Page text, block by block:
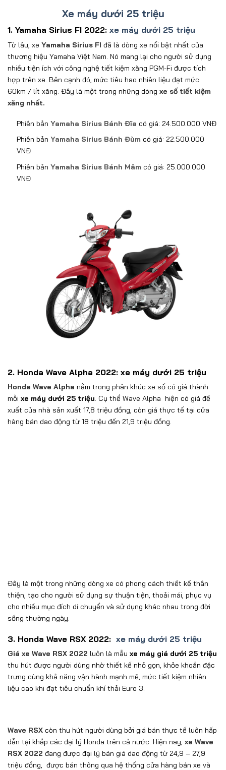
Xe máy dưới 25 triệu
1. Yamaha Sirius FI 2022: xe máy dưới 25 triệu
Từ lâu, xe Yamaha Sirius FI đã là dòng xe nổi bật nhất của
thương hiệu Yamaha Việt Nam. Nó mang lại cho người sử dụng
nhiều tiện ích với công nghệ tiết kiệm xăng PGM-Fi được tích
hợp trên xe. Bên cạnh đó, mức tiêu hao nhiên liệu đạt mức
60km / lít xăng. Đây là một trong những dòng xe số tiết kiệm
xăng nhất.
Phiên bảnYamaha Sirius Bánh Đĩacó giá: 24.500.000 VNĐ
Phiên bảnYamaha Sirius Bánh Đùmcó giá: 22.500.000
VNĐ
Phiên bảnYamaha Sirius Bánh Mâmcó giá: 25.000.000
VNĐ
2. Honda Wave Alpha 2022: xe máy dưới 25 triệu
Honda Wave Alpha nằm trong phân khúc xe số có giá thành
mỗi xe máy dưới 25 triệu. Cụ thể Wave Alpha hiện có giá đề
xuất của nhà sản xuất 17,8 triệu đồng, còn giá thực tế tại cửa
hàng bán dao động từ 18 triệu đến 21,9 triệu đồng.
Wave RSXcòn thu hút người dùng bởi giá bán thực tế luôn hấp
dẫn tại khắp các đại lý Honda trên cả nước. Hiện nay,
triệu đồng, được bán thông qua hệ thống cửa hàng bán xe và
dịch vụ sửa chữado Honda Ủy nhiệm (HEAD) trên toàn quốc với
chế độ bảo hành 3 năm hoặc 30.000 km.
Phiên bảnHonda Wave RSX Bánh Đùm
VNĐ
Phiên bảnHonda Wave RSX Bánh Mâm có giá: 27.900.000
VNĐ